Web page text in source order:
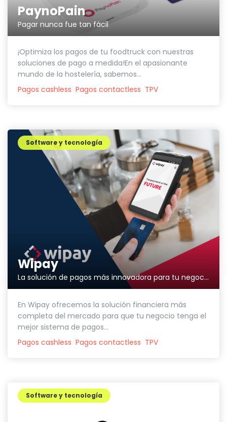
PaynoPain
Pagar nunca fue tan fácil
¡Optimiza los pagos de tu foodtruck con nuestras
soluciones de pago a medida!En el apasionante
mundo de la hostelería, sabemos...
Pagos cashless Pagos contactless TPV
Wipay
La solución de pagos más innovadora para tu negocio
Software y tecnología
En Wipay ofrecemos la solución financiera más
completa del mercado para que tu negocio tenga el
mejor sistema de pagos...
Pagos cashless Pagos contactless TPV
Software y tecnología